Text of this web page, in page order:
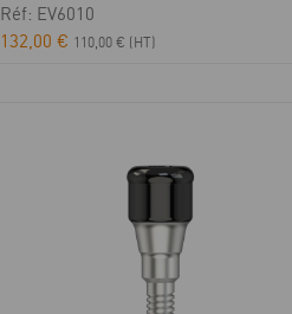
Réf: EV6010
132,00 € 110,00 € (HT)